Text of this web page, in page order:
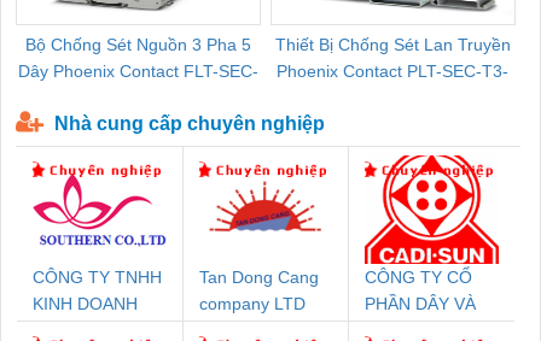
Bộ Chống Sét Nguồn 3 Pha 5
Dây Phoenix Contact FLT-SEC-
Thiết Bị Chống Sét Lan Truyền
Phoenix Contact PLT-SEC-T3-
Nhà cung cấp chuyên nghiệp
CÔNG TY TNHH
KINH DOANH
Tan Dong Cang
company LTD
CÔNG TY CỔ
PHẦN DÂY VÀ